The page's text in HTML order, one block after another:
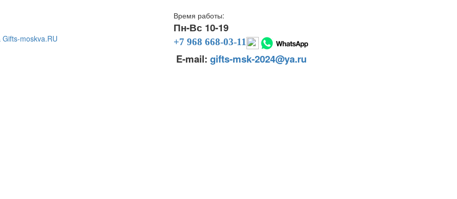
Время работы:
Пн-Вс 10-19
+7 968 668-03-11
E-mail: gifts-msk-2024@ya.ru